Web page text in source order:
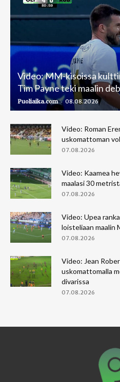
Video: MM-kisoissa
Tim Payne teki maalin
Puoliaika.com - 08.08.2026
Video: Roman
uskomattoman
07.08.2026
Video: Kaamea
maalasi 30
07.08.2026
Video: Upea
loisteliaan maalin
07.08.2026
Video: Jean
uskomattomalla
divarissa
07.08.2026